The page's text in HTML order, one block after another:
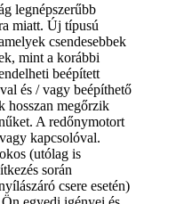
legnépszerűbb
miatt. Új típusú
csendesebbek
mint a korábbi
beépített
és / vagy beépíthető
hosszan megőrzik
A redőnymotort
kapcsolóval.
(utólag is
során
csere esetén)